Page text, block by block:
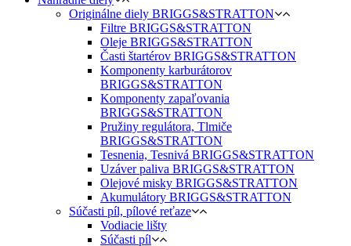
Originálne diely BRIGGS&STRATTON
Filtre BRIGGS&STRATTON
Oleje BRIGGS&STRATTON
Časti štartérov BRIGGS&STRATTON
Komponenty karburátorov
BRIGGS&STRATTON
Komponenty zapaľovania
BRIGGS&STRATTON
Pružiny regulátora, Tlmiče
BRIGGS&STRATTON
Tesnenia, Tesnivá BRIGGS&STRATTON
Uzáver paliva BRIGGS&STRATTON
Olejové misky BRIGGS&STRATTON
Akumulátory BRIGGS&STRATTON
Súčasti píl, pílové reťaze
Vodiacie lišty
Súčasti píl